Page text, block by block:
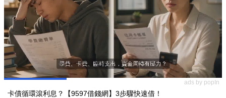
ads by popIn
卡債循環滾利息？【9597借錢網】3步驟快速借！